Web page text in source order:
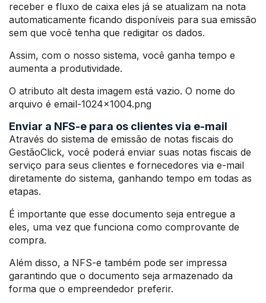
receber e fluxo de caixa eles já se atualizam na nota
automaticamente ficando disponíveis para sua emissão
sem que você tenha que redigitar os dados.
Assim, com o nosso sistema, você ganha tempo e
aumenta a produtividade.
O atributo alt desta imagem está vazio. O nome do
arquivo é email-1024×1004.png
Enviar a NFS-e para os clientes via e-mail
Através do sistema de emissão de notas fiscais do
GestãoClick, você poderá enviar suas notas fiscais de
serviço para seus clientes e fornecedores via e-mail
diretamente do sistema, ganhando tempo em todas as
etapas.
É importante que esse documento seja entregue a
eles, uma vez que funciona como comprovante de
compra.
Além disso, a NFS-e também pode ser impressa
garantindo que o documento seja armazenado da
forma que o empreendedor preferir.